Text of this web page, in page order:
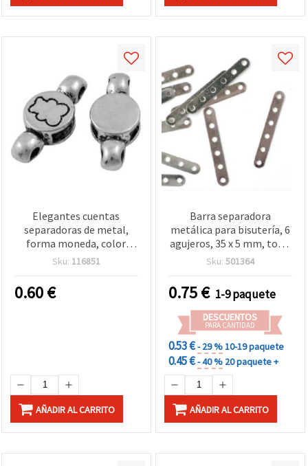
Elegantes cuentas
separadoras de metal,
forma moneda, color
plata, 19,5 x 8,5 x 4,5 mm,
perfectas para bisutería y
joyería artesanal
Sku: 116851
0.60€
AÑADIR AL CARRITO
Barra separadora
metálica para bisutería, 6
agujeros, 35 x 5 mm, tono
plateado - Pack de 50
Sku: 501364
0.75€ 1-9 paquete
DESCUENTOS
PARA CANTIDAD
0.53 €- 29 %10-19 paquete
0.45 €- 40 % 20 paquete +
AÑADIR AL CARRITO